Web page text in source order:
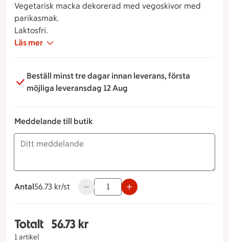
Vegetarisk macka dekorerad med vegoskivor med
parikasmak.
Laktosfri.
Läs mer
Beställ minst tre dagar innan leverans, första
möjliga leveransdag 12 Aug
Meddelande till butik
Antal
56.73 kronor styck
56.73 kr/st Använd knapparna för att minska eller
Totalt
1 artikel
Totalt 1 stycken Vegetarisk Macka, 56.73 kronor
56.73 kr